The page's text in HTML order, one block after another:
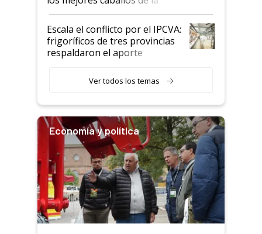
Argentina y los mitos que
todavía hacen sufrir a estos
animales: "Mientras me
descalificaban, yo seguí
haciendo currículum"
Escala el conflicto por el IPCVA:
frigoríficos de tres provincias
respaldaron el aporte
Ver todos los temas
Economía y política